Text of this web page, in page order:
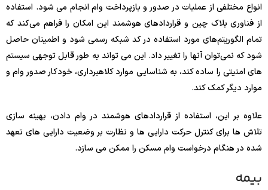
انواع مختلفی از عملیات در صدور و بازپرداخت وام انجام می شود. استفاده
از فناوری بلاک چین و قراردادهای هوشمند این امکان را فراهم می‌کند که
تمام الگوریتم‌های مورد استفاده در کد شبکه رسمی شود و اطمینان حاصل
شود که نمی‌توان آنها را تغییر داد. این می تواند به طور قابل توجهی سیستم
های امنیتی را ساده کند، به شناسایی موارد کلاهبرداری، خودکار صدور وام و
موارد دیگر کمک کند.
علاوه بر این، استفاده از قراردادهای هوشمند در وام دادن، بهینه سازی
تلاش ها برای کنترل حرکت دارایی ها و نظارت بر وضعیت دارایی های تعهد
شده در هنگام درخواست وام مسکن را ممکن می سازد.
بیمه